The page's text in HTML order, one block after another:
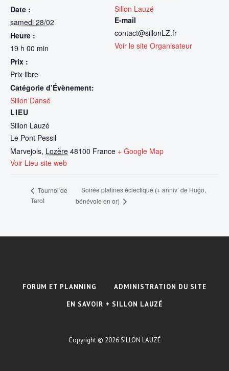
Date :
samedi 28/02
Heure :
19 h 00 min
Prix :
Prix libre
Catégorie d’Évènement:
Sillon Dansé
LIEU
Sillon Lauzé
Le Pont Pessil
Marvejols, Lozère 48100 France + Google Map
Voir Lieu site web
Sillon Lauzé
E-mail
contact@sillonLZ.fr
Voir le site Organisateur
Tournoi de
Tarot
Soirée platines éclectique (+ anniv’ de Hugo,
bénévole en or)
FORUM ET PLANNING
ADMINISTRATION DU SITE
EN SAVOIR + SILLON LAUZÉ
Copyright © 2026SILLON LAUZÉ